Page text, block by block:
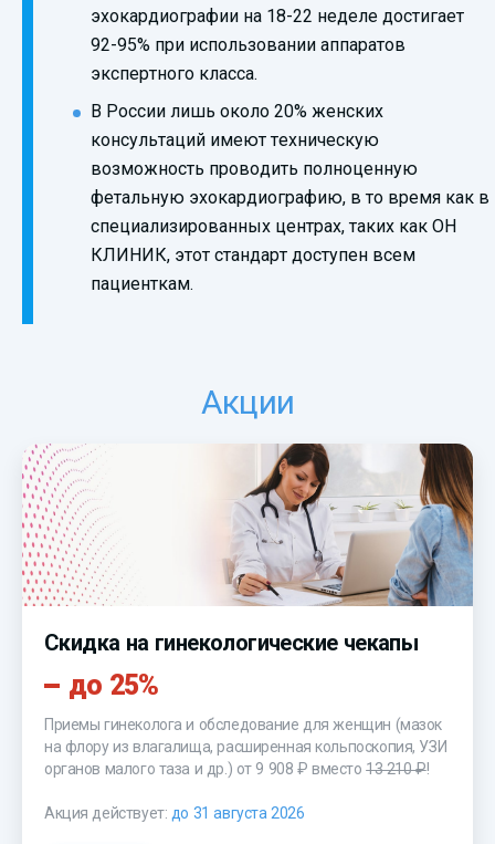
эхокардиографии на 18-22 неделе достигает
92-95% при использовании аппаратов
экспертного класса.
В России лишь около 20% женских
консультаций имеют техническую
возможность проводить полноценную
фетальную эхокардиографию, в то время как в
специализированных центрах, таких как ОН
КЛИНИК, этот стандарт доступен всем
пациенткам.
Акции
Скидка на гинекологические чекапы
до 25%
Приемы гинеколога и обследование для женщин (мазок
на флору из влагалища, расширенная кольпоскопия, УЗИ
органов малого таза и др.) от 9 908 ₽ вместо13 210 ₽!
Акция действует: до 31 августа 2026